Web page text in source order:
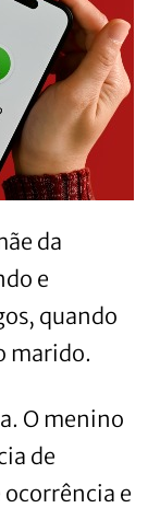
da
e
quando
marido.
O menino
de
e